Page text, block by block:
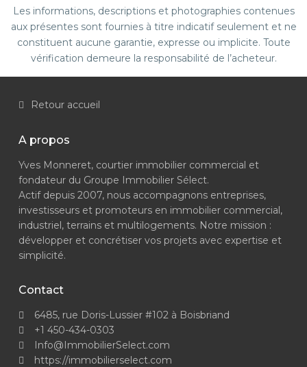
Les informations, descriptions et photographies contenues
aux présentes sont fournies à titre indicatif seulement et ne
constituent aucune garantie, expresse ou implicite. Toute
vérification demeure la responsabilité de l’acheteur.
Retour accueil
A propos
Yves Monneret, courtier immobilier commercial et
fondateur du Groupe Immobilier Sélect.
Actif depuis 2007, nous accompagnons entreprises,
investisseurs et promoteurs en immobilier commercial,
industriel, terrains et multilogements. Notre mission :
développer et concrétiser vos projets avec expertise et
simplicité.
Contact
6485, rue Doris-Lussier #102 à Boisbriand
+1 450-434-0303
Info@ImmobilierSelect.com
https://immobilierselect.com